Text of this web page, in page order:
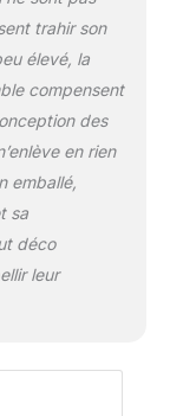
trahir son
élevé, la
compensent
des
en rien
emballé,
sa
déco
leur